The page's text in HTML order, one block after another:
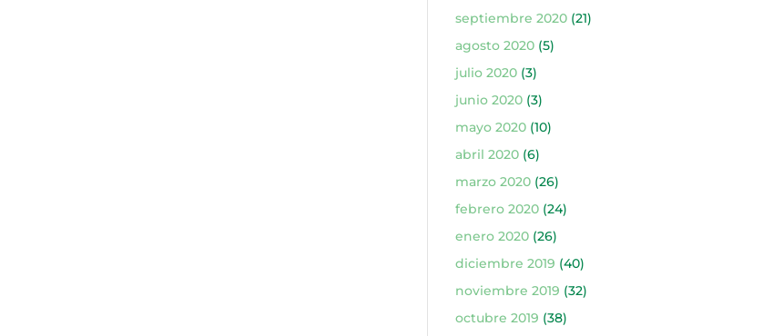
septiembre 2020(21)
agosto 2020(5)
julio 2020(3)
junio 2020(3)
mayo 2020(10)
abril 2020(6)
marzo 2020(26)
febrero 2020(24)
enero 2020(26)
diciembre 2019 (40)
noviembre 2019 (32)
octubre 2019 (38)